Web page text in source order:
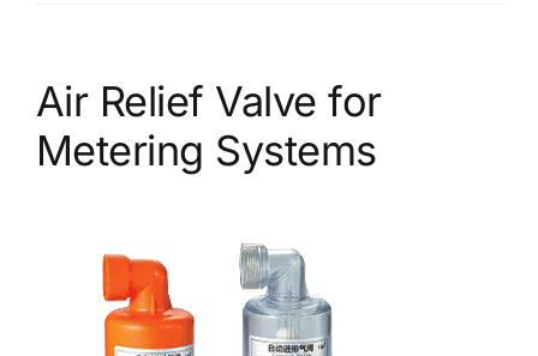
Каталог продукции
Новости
Air Relief Valve for
Metering Systems